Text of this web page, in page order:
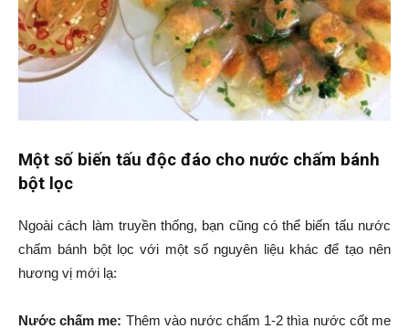
Một số biến tấu độc đáo cho nước chấm bánh
bột lọc
Ngoài cách làm truyền thống, bạn cũng có thể biến tấu nước
chấm bánh bột lọc với một số nguyên liệu khác để tạo nên
hương vị mới lạ:
Nước chấm me: Thêm vào nước chấm 1-2 thìa nước cốt me